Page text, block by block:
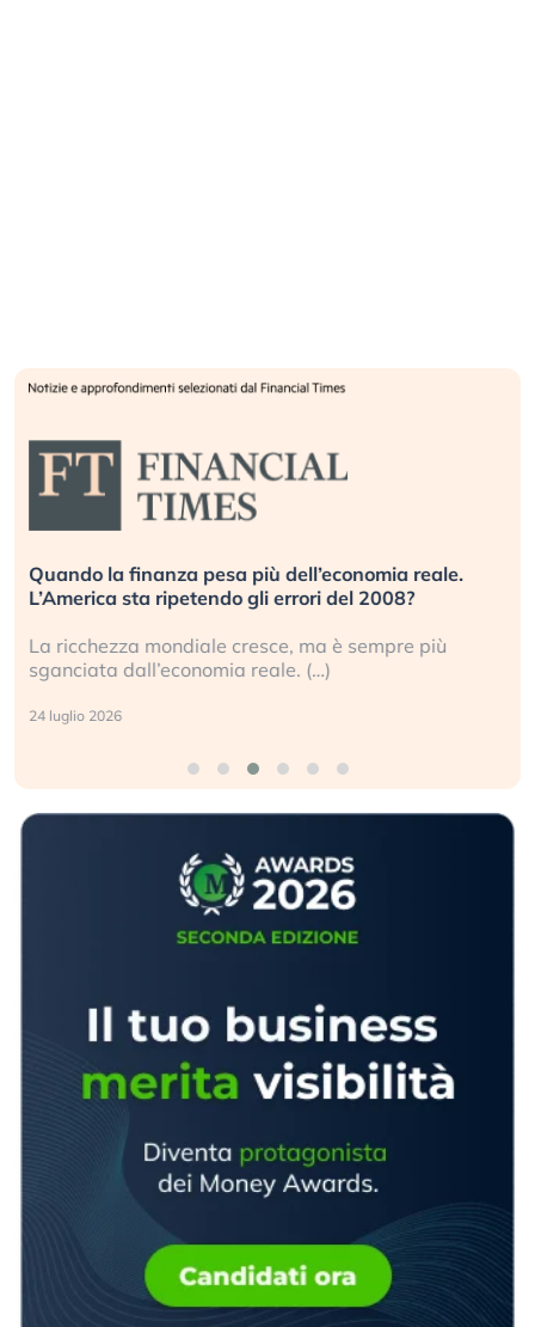
Quando la finanza pesa più dell’economia reale.
L’America sta ripetendo gli errori del 2008?
La ricchezza mondiale cresce, ma è sempre più
sganciata dall’economia reale. (…)
24 luglio 2026